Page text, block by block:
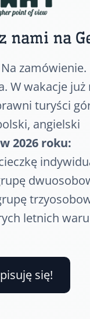
nami na
zamówienie.
wakacje
turyści
angielski
2026 roku:
letnich
się!